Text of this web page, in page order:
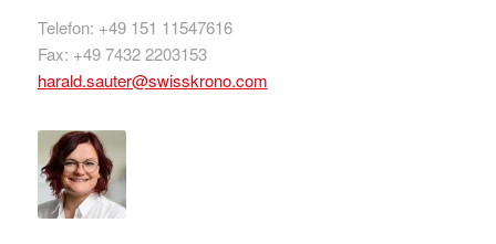
Telefon: +49 151 11547616
Fax: +49 7432 2203153
harald.sauter@swisskrono.com